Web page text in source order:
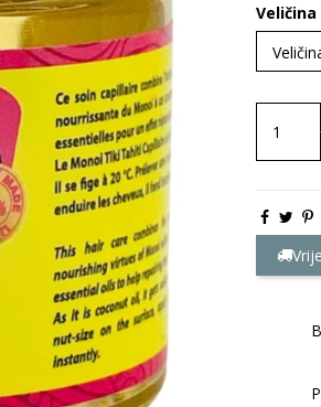
Veličina